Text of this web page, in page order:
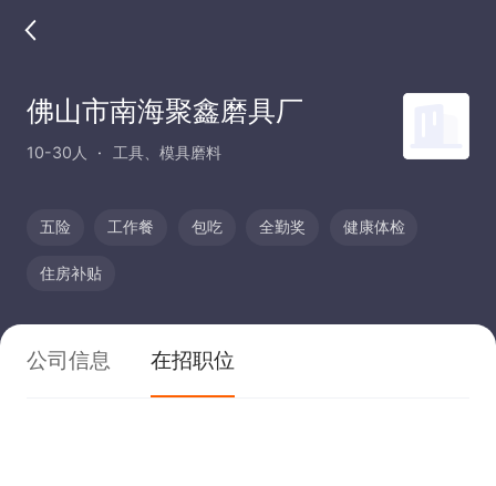
佛山市南海聚鑫磨具厂
10-30人 工具、模具磨料
五险 工作餐 包吃 全勤奖 健康体检
住房补贴
公司信息 在招职位